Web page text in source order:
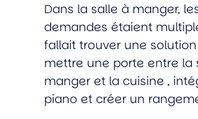
Dans la salle à manger,
demandes étaient
fallait trouver une
mettre une porte entre la
manger et la cuisine ,
piano et créer un